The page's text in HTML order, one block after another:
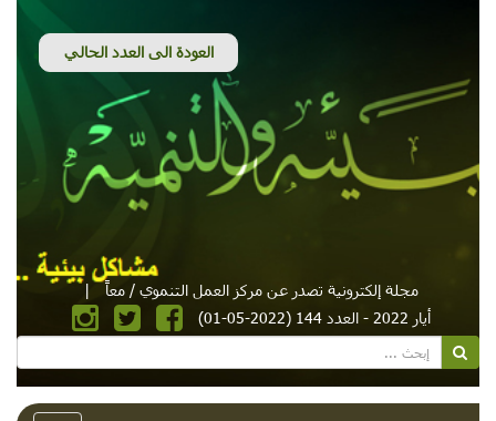
مجلة إلكترونية تصدر عن مركز العمل التنموي / معاً
|
أيار 2022 - العدد 144 (2022-05-01)